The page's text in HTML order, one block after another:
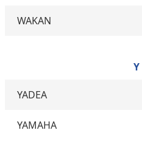
WAKAN
Y
YADEA
YAMAHA